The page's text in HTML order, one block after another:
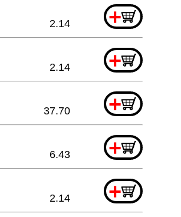
+
2.14
+
2.14
+
37.70
+
6.43
+
2.14